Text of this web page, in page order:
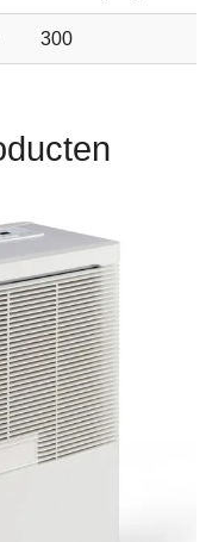
300